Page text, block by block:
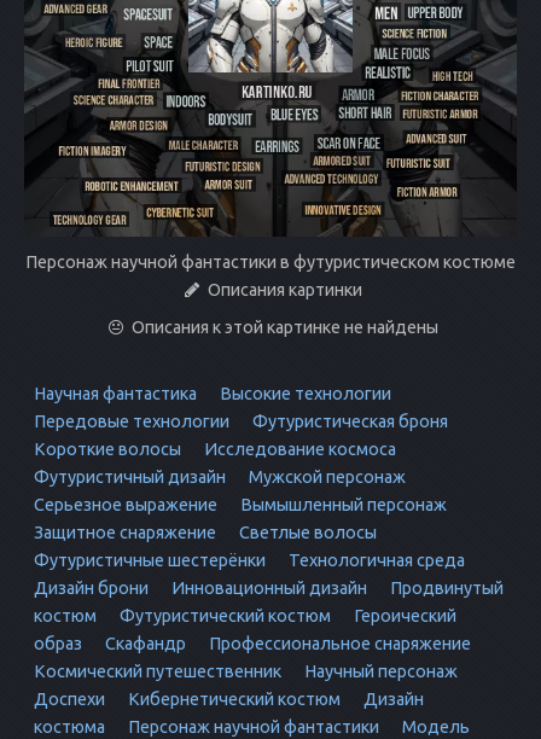
Персонаж научной фантастики в футуристическом костюме
Описания картинки
Описания к этой картинке не найдены
Научная фантастика
Высокие технологии
Передовые технологии
Футуристическая броня
Короткие волосы
Исследование космоса
Футуристичный дизайн
Мужской персонаж
Серьезное выражение
Вымышленный персонаж
Защитное снаряжение
Светлые волосы
Футуристичные шестерёнки
Технологичная среда
Дизайн брони
Инновационный дизайн
Продвинутый
костюм
Футуристический костюм
Героический
образ
Скафандр
Профессиональное снаряжение
Космический путешественник
Научный персонаж
Доспехи
Кибернетический костюм
Дизайн
костюма
Персонаж научной фантастики
Модель